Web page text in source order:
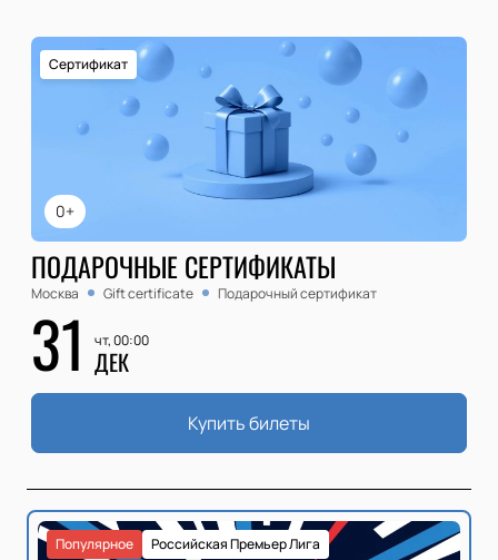
0+
Сертификат
ПОДАРОЧНЫЕ СЕРТИФИКАТЫ
Москва Gift certificate Подарочный сертификат
31 чт, 00:00
ДЕК
Купить билеты
Российская Премьер Лига
Популярное